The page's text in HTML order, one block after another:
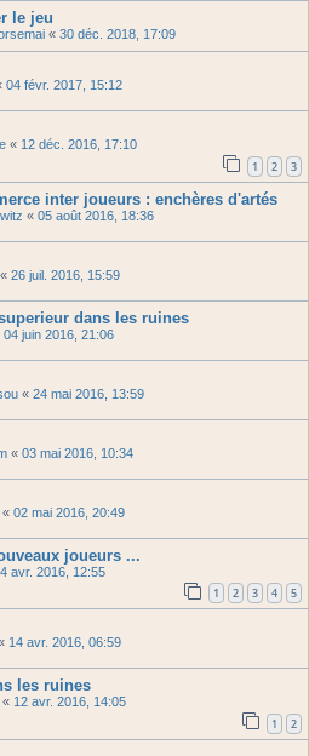
le jeu
« 30 déc. 2018, 17:09
04 févr. 2017, 15:12
« 12 déc. 2016, 17:10
1 2 3
inter joueurs : enchères d'artés
« 05 août 2016, 18:36
« 26 juil. 2016, 15:59
dans les ruines
04 juin 2016, 21:06
« 24 mai 2016, 13:59
« 03 mai 2016, 10:34
« 02 mai 2016, 20:49
joueurs ...
avr. 2016, 12:55
1 2 3 4 5
14 avr. 2016, 06:59
les ruines
« 12 avr. 2016, 14:05
1 2